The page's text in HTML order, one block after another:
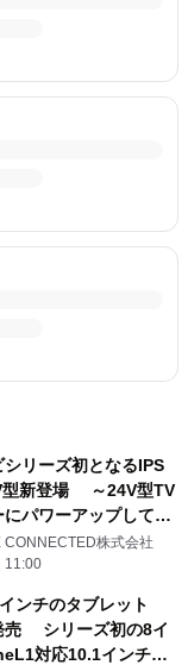
リーズ初となるIPS
型新登場 ～24V型TV
にパワーアップして発
CONNECTED株式会社
11:00
ンチのタブレット
売 シリーズ初の8イ
対応10.1インチ最